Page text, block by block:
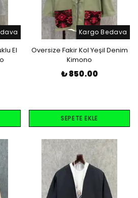
El
Kargo Bedava
Oversize Fakir Kol Yeşil Denim
Kimono
₺ 850.00
SEPETE EKLE